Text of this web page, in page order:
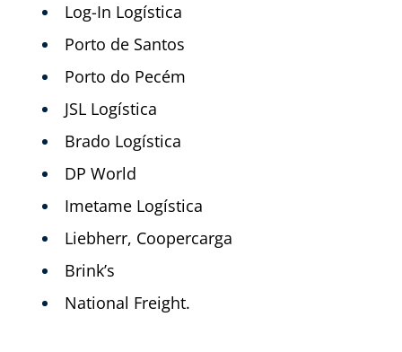
Log-In Logística
Porto de Santos
Porto do Pecém
JSL Logística
Brado Logística
DP World
Imetame Logística
Liebherr, Coopercarga
Brink’s
National Freight.